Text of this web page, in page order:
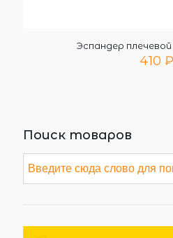
Эспандер плечевой
410 ₽
Поиск товаров